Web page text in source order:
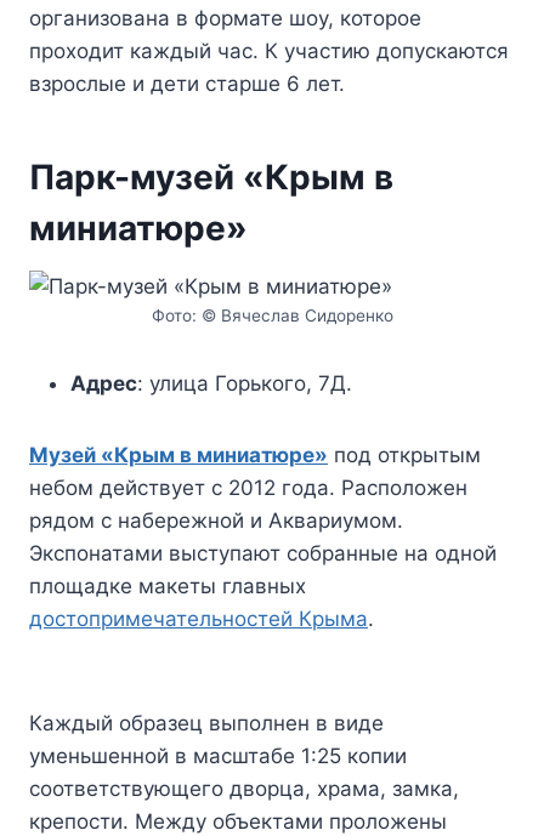
организована в формате шоу, которое
проходит каждый час. К участию допускаются
взрослые и дети старше 6 лет.
Парк-музей «Крым в
миниатюре»
Фото: © Вячеслав Сидоренко
Адрес: улица Горького, 7Д.
Музей «Крым в миниатюре» под открытым
небом действует с 2012 года. Расположен
рядом с набережной и Аквариумом.
Экспонатами выступают собранные на одной
площадке макеты главных
достопримечательностей Крыма.
Каждый образец выполнен в виде
уменьшенной в масштабе 1:25 копии
соответствующего дворца, храма, замка,
крепости. Между объектами проложены